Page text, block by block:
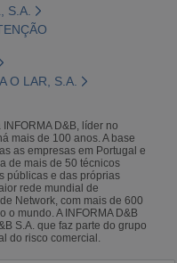
S.A.
O LAR, S.A.
D&B, líder no
mais de 100 anos. A base
as empresas em Portugal e
de mais de 50 técnicos
públicas e das próprias
rede mundial de
Network, com mais de 600
o mundo. A INFORMA D&B
S.A. que faz parte do grupo
do risco comercial.